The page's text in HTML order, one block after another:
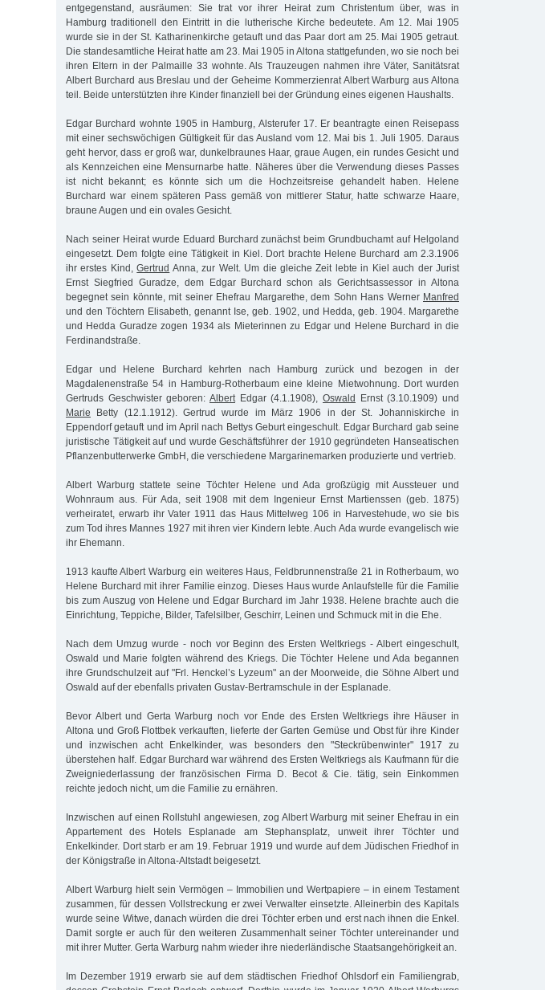
entgegenstand, ausräumen: Sie trat vor ihrer Heirat zum Christentum über, was in
Hamburg traditionell den Eintritt in die lutherische Kirche bedeutete. Am 12. Mai 1905
wurde sie in der St. Katharinenkirche getauft und das Paar dort am 25. Mai 1905 getraut.
Die standesamtliche Heirat hatte am 23. Mai 1905 in Altona stattgefunden, wo sie noch bei
ihren Eltern in der Palmaille 33 wohnte. Als Trauzeugen nahmen ihre Väter, Sanitätsrat
Albert Burchard aus Breslau und der Geheime Kommerzienrat Albert Warburg aus Altona
teil. Beide unterstützten ihre Kinder finanziell bei der Gründung eines eigenen Haushalts.
Edgar Burchard wohnte 1905 in Hamburg, Alsterufer 17. Er beantragte einen Reisepass
mit einer sechswöchigen Gültigkeit für das Ausland vom 12. Mai bis 1. Juli 1905. Daraus
geht hervor, dass er groß war, dunkelbraunes Haar, graue Augen, ein rundes Gesicht und
als Kennzeichen eine Mensurnarbe hatte. Näheres über die Verwendung dieses Passes
ist nicht bekannt; es könnte sich um die Hochzeitsreise gehandelt haben. Helene
Burchard war einem späteren Pass gemäß von mittlerer Statur, hatte schwarze Haare,
braune Augen und ein ovales Gesicht.
Nach seiner Heirat wurde Eduard Burchard zunächst beim Grundbuchamt auf Helgoland
eingesetzt. Dem folgte eine Tätigkeit in Kiel. Dort brachte Helene Burchard am 2.3.1906
ihr erstes Kind,Gertrud Anna, zur Welt. Um die gleiche Zeit lebte in Kiel auch der Jurist
Ernst Siegfried Guradze, dem Edgar Burchard schon als Gerichtsassessor in Altona
begegnet sein könnte, mit seiner Ehefrau Margarethe, dem Sohn Hans Werner Manfred
und den Töchtern Elisabeth, genannt Ise, geb. 1902, und Hedda, geb. 1904. Margarethe
und Hedda Guradze zogen 1934 als Mieterinnen zu Edgar und Helene Burchard in die
Ferdinandstraße.
Edgar und Helene Burchard kehrten nach Hamburg zurück und bezogen in der
Magdalenenstraße 54 in Hamburg-Rotherbaum eine kleine Mietwohnung. Dort wurden
Gertruds Geschwister geboren: Albert Edgar (4.1.1908), Oswald Ernst (3.10.1909) und
Marie Betty (12.1.1912). Gertrud wurde im März 1906 in der St. Johanniskirche in
Eppendorf getauft und im April nach Bettys Geburt eingeschult. Edgar Burchard gab seine
juristische Tätigkeit auf und wurde Geschäftsführer der 1910 gegründeten Hanseatischen
Pflanzenbutterwerke GmbH, die verschiedene Margarinemarken produzierte und vertrieb.
Albert Warburg stattete seine Töchter Helene und Ada großzügig mit Aussteuer und
Wohnraum aus. Für Ada, seit 1908 mit dem Ingenieur Ernst Martienssen (geb. 1875)
verheiratet, erwarb ihr Vater 1911 das Haus Mittelweg 106 in Harvestehude, wo sie bis
zum Tod ihres Mannes 1927 mit ihren vier Kindern lebte. Auch Ada wurde evangelisch wie
ihr Ehemann.
1913 kaufte Albert Warburg ein weiteres Haus, Feldbrunnenstraße 21 in Rotherbaum, wo
Helene Burchard mit ihrer Familie einzog. Dieses Haus wurde Anlaufstelle für die Familie
bis zum Auszug von Helene und Edgar Burchard im Jahr 1938. Helene brachte auch die
Einrichtung, Teppiche, Bilder, Tafelsilber, Geschirr, Leinen und Schmuck mit in die Ehe.
Nach dem Umzug wurde - noch vor Beginn des Ersten Weltkriegs - Albert eingeschult,
Oswald und Marie folgten während des Kriegs. Die Töchter Helene und Ada begannen
ihre Grundschulzeit auf "Frl. Henckel’s Lyzeum" an der Moorweide, die Söhne Albert und
Oswald auf der ebenfalls privaten Gustav-Bertramschule in der Esplanade.
Bevor Albert und Gerta Warburg noch vor Ende des Ersten Weltkriegs ihre Häuser in
Altona und Groß Flottbek verkauften, lieferte der Garten Gemüse und Obst für ihre Kinder
und inzwischen acht Enkelkinder, was besonders den "Steckrübenwinter" 1917 zu
überstehen half. Edgar Burchard war während des Ersten Weltkriegs als Kaufmann für die
Zweigniederlassung der französischen Firma D. Becot & Cie. tätig, sein Einkommen
reichte jedoch nicht, um die Familie zu ernähren.
Inzwischen auf einen Rollstuhl angewiesen, zog Albert Warburg mit seiner Ehefrau in ein
Appartement des Hotels Esplanade am Stephansplatz, unweit ihrer Töchter und
Enkelkinder. Dort starb er am 19. Februar 1919 und wurde auf dem Jüdischen Friedhof in
der Königstraße in Altona-Altstadt beigesetzt.
Albert Warburg hielt sein Vermögen – Immobilien und Wertpapiere – in einem Testament
zusammen, für dessen Vollstreckung er zwei Verwalter einsetzte. Alleinerbin des Kapitals
wurde seine Witwe, danach würden die drei Töchter erben und erst nach ihnen die Enkel.
Damit sorgte er auch für den weiteren Zusammenhalt seiner Töchter untereinander und
mit ihrer Mutter. Gerta Warburg nahm wieder ihre niederländische Staatsangehörigkeit an.
Im Dezember 1919 erwarb sie auf dem städtischen Friedhof Ohlsdorf ein Familiengrab,